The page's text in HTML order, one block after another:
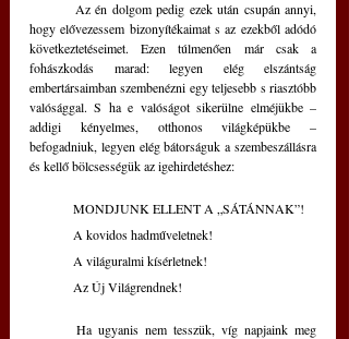
hogy elővezessem bizonyítékaimat s az ezekből adódó
következtetéseimet. Ezen túlmenően már csak a
fohászkodás marad: legyen elég elszántság
embertársaimban szembenézni egy teljesebb s riasztóbb
valósággal. S ha e valóságot sikerülne elméjükbe –
addigi kényelmes, otthonos világképükbe –
befogadniuk, legyen elég bátorságuk a szembeszállásra
és kellő bölcsességük az igehirdetéshez:
	MONDJUNK ELLENT A „SÁTÁNNAK”!
	A kovidos hadműveletnek!
	A világuralmi kísérletnek!
	Az Új Világrendnek!